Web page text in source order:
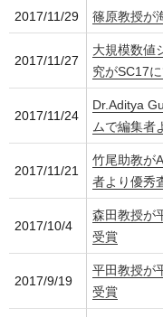
2017/11/29 篠原教授が
2017/11/27
大規模数値
究がSC17
2017/11/24
Dr.Aditya
ムで編集者
2017/11/21
竹尾助教が
者より優秀
2017/10/4
森田教授が
受賞
2017/9/19
平田教授が
受賞